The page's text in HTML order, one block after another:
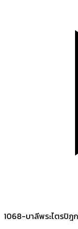
1068-บาลีพระไตรปิฎ